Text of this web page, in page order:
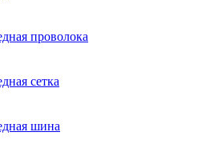
проволока
сетка
шина